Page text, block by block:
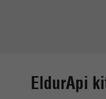
EldurApi